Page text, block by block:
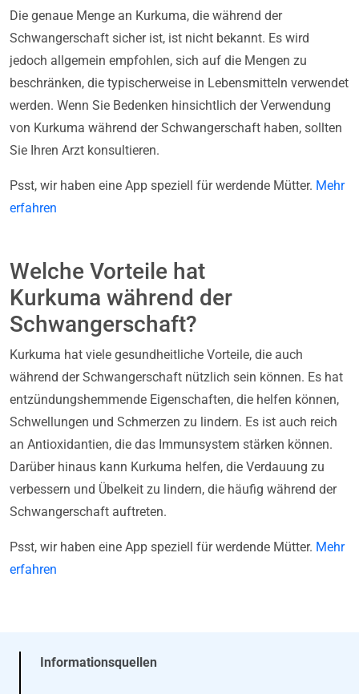
Die genaue Menge an Kurkuma, die während der
Schwangerschaft sicher ist, ist nicht bekannt. Es wird
jedoch allgemein empfohlen, sich auf die Mengen zu
beschränken, die typischerweise in Lebensmitteln verwendet
werden. Wenn Sie Bedenken hinsichtlich der Verwendung
von Kurkuma während der Schwangerschaft haben, sollten
Sie Ihren Arzt konsultieren.
Psst, wir haben eine App speziell für werdende Mütter. Mehr
erfahren
Welche Vorteile hat
Kurkuma während der
Schwangerschaft?
Kurkuma hat viele gesundheitliche Vorteile, die auch
während der Schwangerschaft nützlich sein können. Es hat
entzündungshemmende Eigenschaften, die helfen können,
Schwellungen und Schmerzen zu lindern. Es ist auch reich
an Antioxidantien, die das Immunsystem stärken können.
Darüber hinaus kann Kurkuma helfen, die Verdauung zu
verbessern und Übelkeit zu lindern, die häufig während der
Schwangerschaft auftreten.
Psst, wir haben eine App speziell für werdende Mütter. Mehr
erfahren
Informationsquellen